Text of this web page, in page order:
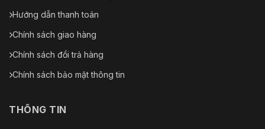
Hướng dẫn thanh toán
Chính sách giao hàng
Chính sách đổi trả hàng
Chính sách bảo mật thông tin
THÔNG TIN